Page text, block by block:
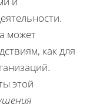
может
как для
этой